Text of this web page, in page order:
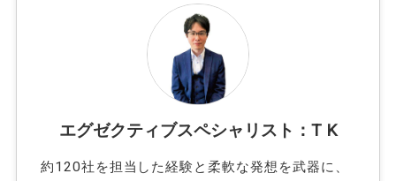
エグゼクティブスペシャリスト：T K
約120社を担当した経験と柔軟な発想を武器に、